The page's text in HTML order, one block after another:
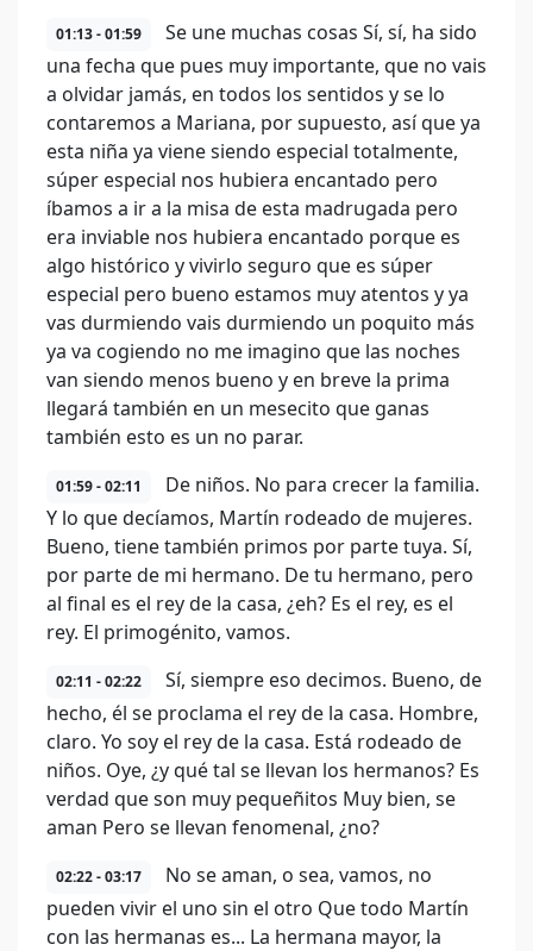
01:13 - 01:59
Se une muchas cosas Sí, sí, ha sido
una fecha que pues muy importante, que no vais
a olvidar jamás, en todos los sentidos y se lo
contaremos a Mariana, por supuesto, así que ya
esta niña ya viene siendo especial totalmente,
súper especial nos hubiera encantado pero
íbamos a ir a la misa de esta madrugada pero
era inviable nos hubiera encantado porque es
algo histórico y vivirlo seguro que es súper
especial pero bueno estamos muy atentos y ya
vas durmiendo vais durmiendo un poquito más
ya va cogiendo no me imagino que las noches
van siendo menos bueno y en breve la prima
llegará también en un mesecito que ganas
también esto es un no parar.
01:59 - 02:11
De niños. No para crecer la familia.
Y lo que decíamos, Martín rodeado de mujeres.
Bueno, tiene también primos por parte tuya. Sí,
por parte de mi hermano. De tu hermano, pero
al final es el rey de la casa, ¿eh? Es el rey, es el
rey. El primogénito, vamos.
02:11 - 02:22
Sí, siempre eso decimos. Bueno, de
hecho, él se proclama el rey de la casa. Hombre,
claro. Yo soy el rey de la casa. Está rodeado de
niños. Oye, ¿y qué tal se llevan los hermanos? Es
verdad que son muy pequeñitos Muy bien, se
aman Pero se llevan fenomenal, ¿no?
02:22 - 03:17
No se aman, o sea, vamos, no
pueden vivir el uno sin el otro Que todo Martín
con las hermanas es... La hermana mayor, la